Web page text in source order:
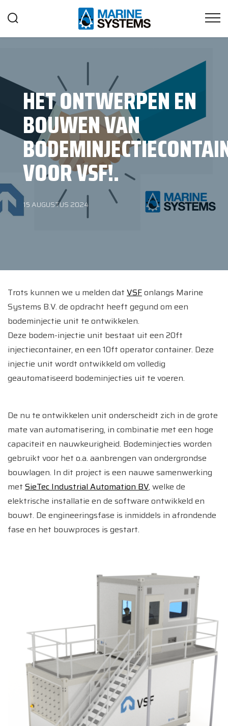
HET ONTWERPEN EN
BOUWEN VAN
VOOR VSF!.
15 AUGUSTUS 2024
Trots kunnen we u melden dat VSFonlangs Marine
Systems B.V. de opdracht heeft gegund om een
bodeminjectie unit te ontwikkelen.
Deze bodem-injectie unit bestaat uit een 20ft
injectiecontainer, en een 10ft operator container. Deze
injectie unit wordt ontwikkeld om volledig
geautomatiseerd bodeminjecties uit te voeren.
De nu te ontwikkelen unit onderscheidt zich in de grote
mate van automatisering, in combinatie met een hoge
capaciteit en nauwkeurigheid. Bodeminjecties worden
gebruikt voor het o.a. aanbrengen van ondergrondse
bouwlagen. In dit project is een nauwe samenwerking
met SieTec Industrial Automation BV, welke de
elektrische installatie en de software ontwikkeld en
bouwt. De engineeringsfase is inmiddels in afrondende
fase en het bouwproces is gestart.